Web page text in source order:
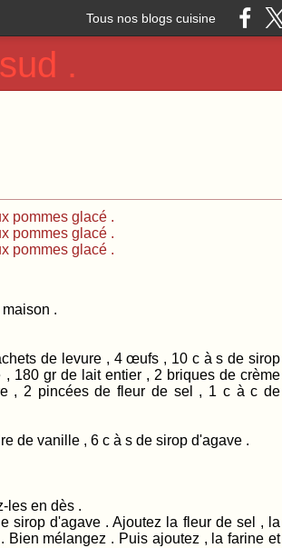
Tous nos blogs cuisine
.
.
levure , 4 œufs , 10 c à s de sirop
180 gr de lait entier , 2 briques de crème
, 2 pincées de fleur de sel , 1 c à c de
de vanille , 6 c à s de sirop d'agave .
les en dès .
sirop d'agave . Ajoutez la fleur de sel , la
mélangez . Puis ajoutez , la farine et